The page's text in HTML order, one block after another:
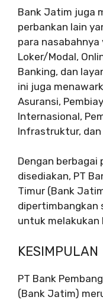
Bank Jatim juga
perbankan lain
para nasabahnya
Loker/Modal,
Banking, dan
ini juga
Asuransi,
Internasional,
Infrastruktur, dan
Dengan berbagai
disediakan, PT
Timur (Bank
dipertimbangkan
untuk melakukan
KESIMPULAN
PT Bank
(Bank Jatim)